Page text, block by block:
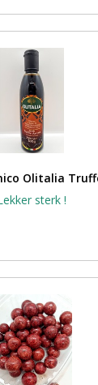
Olitalia
sterk !